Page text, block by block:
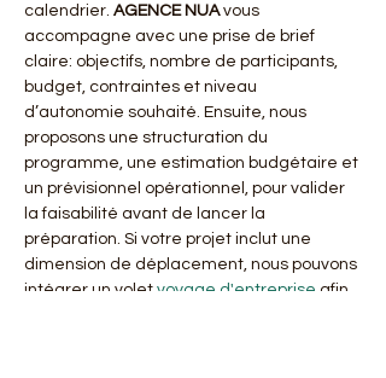
calendrier. AGENCE NUA vous
accompagne avec une prise de brief
claire: objectifs, nombre de participants,
budget, contraintes et niveau
d’autonomie souhaité. Ensuite, nous
proposons une structuration du
programme, une estimation budgétaire et
un prévisionnel opérationnel, pour valider
la faisabilité avant de lancer la
préparation. Si votre projet inclut une
dimension de déplacement, nous pouvons
intégrer un volet voyage d'entreprise afin